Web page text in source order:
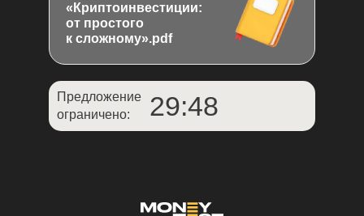
Предложение
ограничено:
29:47
«Криптоинвестиции:
от простого
к сложному».pdf